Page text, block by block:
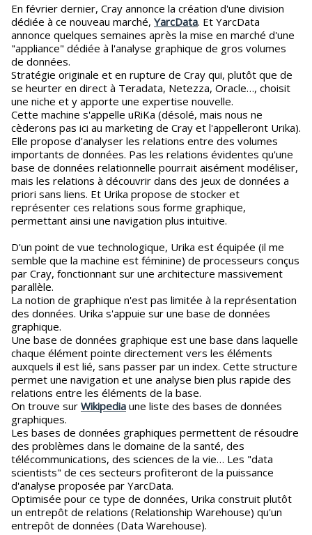
En février dernier, Cray annonce la création d'une division
dédiée à ce nouveau marché, YarcData. Et YarcData
annonce quelques semaines après la mise en marché d'une
"appliance" dédiée à l'analyse graphique de gros volumes
de données.
Stratégie originale et en rupture de Cray qui, plutôt que de
se heurter en direct à Teradata, Netezza, Oracle…, choisit
une niche et y apporte une expertise nouvelle.
Cette machine s'appelle uRiKa (désolé, mais nous ne
cèderons pas ici au marketing de Cray et l'appelleront Urika).
Elle propose d'analyser les relations entre des volumes
importants de données. Pas les relations évidentes qu'une
base de données relationnelle pourrait aisément modéliser,
mais les relations à découvrir dans des jeux de données a
priori sans liens. Et Urika propose de stocker et
représenter ces relations sous forme graphique,
permettant ainsi une navigation plus intuitive.
D'un point de vue technologique, Urika est équipée (il me
semble que la machine est féminine) de processeurs conçus
par Cray, fonctionnant sur une architecture massivement
parallèle.
La notion de graphique n'est pas limitée à la représentation
des données. Urika s'appuie sur une base de données
graphique.
Une base de données graphique est une base dans laquelle
chaque élément pointe directement vers les éléments
auxquels il est lié, sans passer par un index. Cette structure
permet une navigation et une analyse bien plus rapide des
relations entre les éléments de la base.
On trouve sur Wikipedia une liste des bases de données
graphiques.
Les bases de données graphiques permettent de résoudre
des problèmes dans le domaine de la santé, des
télécommunications, des sciences de la vie… Les "data
scientists" de ces secteurs profiteront de la puissance
d'analyse proposée par YarcData.
Optimisée pour ce type de données, Urika construit plutôt
un entrepôt de relations (Relationship Warehouse) qu'un
entrepôt de données (Data Warehouse).